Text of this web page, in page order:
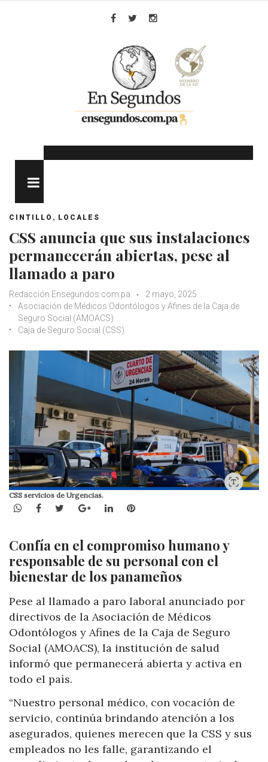
CINTILLO , LOCALES
CSS anuncia que sus instalaciones
permanecerán abiertas, pese al
llamado a paro
Redacción Ensegundos.com.pa
2 mayo, 2025
Asociación de Médicos Odontólogos y Afines de la Caja de
Seguro Social (AMOACS)
Caja de Seguro Social (CSS)
CSS servicios de Urgencias.
WhatsApp
Facebook
TwitterGoogle+LinkedInPinterest
Confía en el compromiso humano y
responsable de su personal con el
bienestar de los panameños
Pese al llamado a paro laboral anunciado por
directivos de la Asociación de Médicos
Odontólogos y Afines de la Caja de Seguro
Social (AMOACS), la institución de salud
informó que permanecerá abierta y activa en
todo el país.
“Nuestro personal médico, con vocación de
servicio, continúa brindando atención a los
asegurados, quienes merecen que la CSS y sus
empleados no les falle, garantizando el